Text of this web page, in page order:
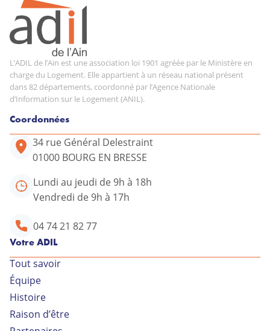
L’ADIL de l’Ain est une association loi 1901 agréée par le Ministère en
charge du Logement. Elle appartient à un réseau national présent
dans 82 départements, coordonné par l’Agence Nationale
d’Information sur le Logement (ANIL).
Votre ADIL
Tout savoir
Équipe
Histoire
Raison d’être
Coordonnées
34 rue Général Delestraint
01000 BOURG EN BRESSE
Lundi au jeudi de 9h à 18h
Vendredi de 9h à 17h
04 74 21 82 77